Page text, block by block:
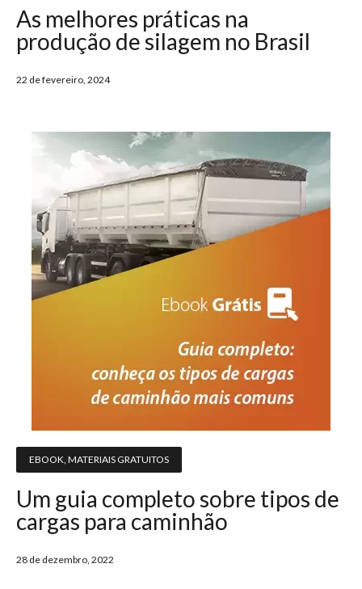
As melhores práticas na
produção de silagem no Brasil
22 de fevereiro, 2024
EBOOK MATERIAIS GRATUITOS
Um guia completo sobre tipos de
cargas para caminhão
28 de dezembro, 2022